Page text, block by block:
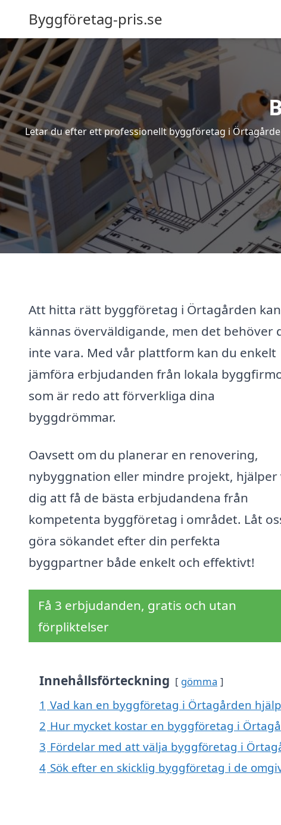
Byggföretag-pris.se
Letar du efter ett professionellt byggföretag i
Att hitta rätt byggföretag i Örtagården kan
kännas överväldigande, men det behöver
inte vara. Med vår plattform kan du enkelt
jämföra erbjudanden från lokala
som är redo att förverkliga dina
byggdrömmar.
Oavsett om du planerar en renovering,
nybyggnation eller mindre projekt, hjälper
dig att få de bästa erbjudandena från
kompetenta byggföretag i området. Låt
göra sökandet efter din perfekta
byggpartner både enkelt och effektivt!
Få 3 erbjudanden, gratis och utan
förpliktelser
Innehållsförteckning gömma
1 Vad kan en byggföretag i Örtagården
2 Hur mycket kostar en byggföretag i
3 Fördelar med att välja byggföretag i
4 Sök efter en skicklig byggföretag i de